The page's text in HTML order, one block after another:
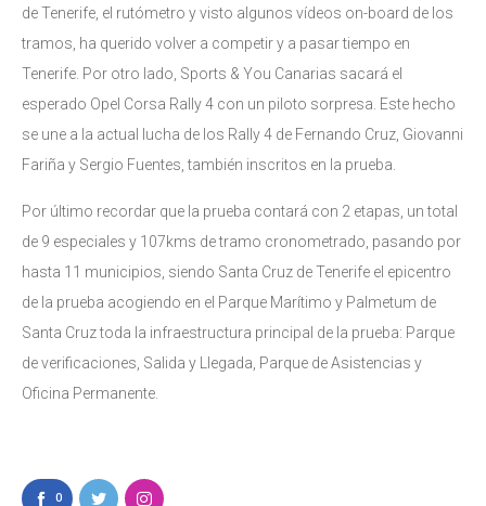
de Tenerife, el rutómetro y visto algunos vídeos on-board de los
tramos, ha querido volver a competir y a pasar tiempo en
Tenerife. Por otro lado, Sports & You Canarias sacará el
esperado Opel Corsa Rally 4 con un piloto sorpresa. Este hecho
se une a la actual lucha de los Rally 4 de Fernando Cruz, Giovanni
Fariña y Sergio Fuentes, también inscritos en la prueba.
Por último recordar que la prueba contará con 2 etapas, un total
de 9 especiales y 107kms de tramo cronometrado, pasando por
hasta 11 municipios, siendo Santa Cruz de Tenerife el epicentro
de la prueba acogiendo en el Parque Marítimo y Palmetum de
Santa Cruz toda la infraestructura principal de la prueba: Parque
de verificaciones, Salida y Llegada, Parque de Asistencias y
Oficina Permanente.
0